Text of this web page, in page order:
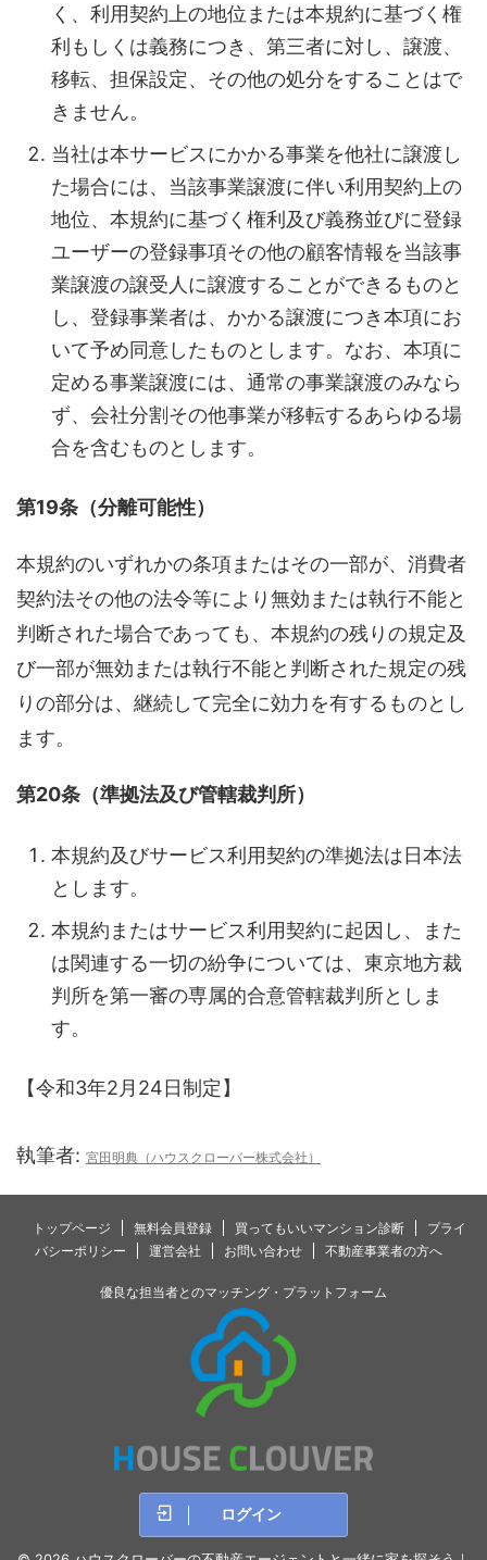
く、利用契約上の地位または本規約に基づく権
利もしくは義務につき、第三者に対し、譲渡、
移転、担保設定、その他の処分をすることはで
きません。
当社は本サービスにかかる事業を他社に譲渡し
た場合には、当該事業譲渡に伴い利用契約上の
地位、本規約に基づく権利及び義務並びに登録
ユーザーの登録事項その他の顧客情報を当該事
業譲渡の譲受人に譲渡することができるものと
し、登録事業者は、かかる譲渡につき本項にお
いて予め同意したものとします。なお、本項に
定める事業譲渡には、通常の事業譲渡のみなら
ず、会社分割その他事業が移転するあらゆる場
合を含むものとします。
第19条（分離可能性）
本規約のいずれかの条項またはその一部が、消費者
契約法その他の法令等により無効または執行不能と
判断された場合であっても、本規約の残りの規定及
び一部が無効または執行不能と判断された規定の残
りの部分は、継続して完全に効力を有するものとし
ます。
第20条（準拠法及び管轄裁判所）
本規約及びサービス利用契約の準拠法は日本法
とします。
本規約またはサービス利用契約に起因し、また
は関連する一切の紛争については、東京地方裁
判所を第一審の専属的合意管轄裁判所としま
す。
【令和3年2月24日制定】
執筆者: 宮田明典（ハウスクローバー株式会社）
トップページ 無料会員登録 買ってもいいマンション診断
プライ
バシーポリシー
運営会社 お問い合わせ 不動産事業者の方へ
優良な担当者とのマッチング・プラットフォーム
ログイン